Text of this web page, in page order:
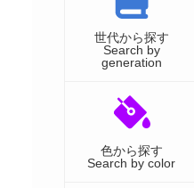
世代から探す
Search by
generation
色から探す
Search by color